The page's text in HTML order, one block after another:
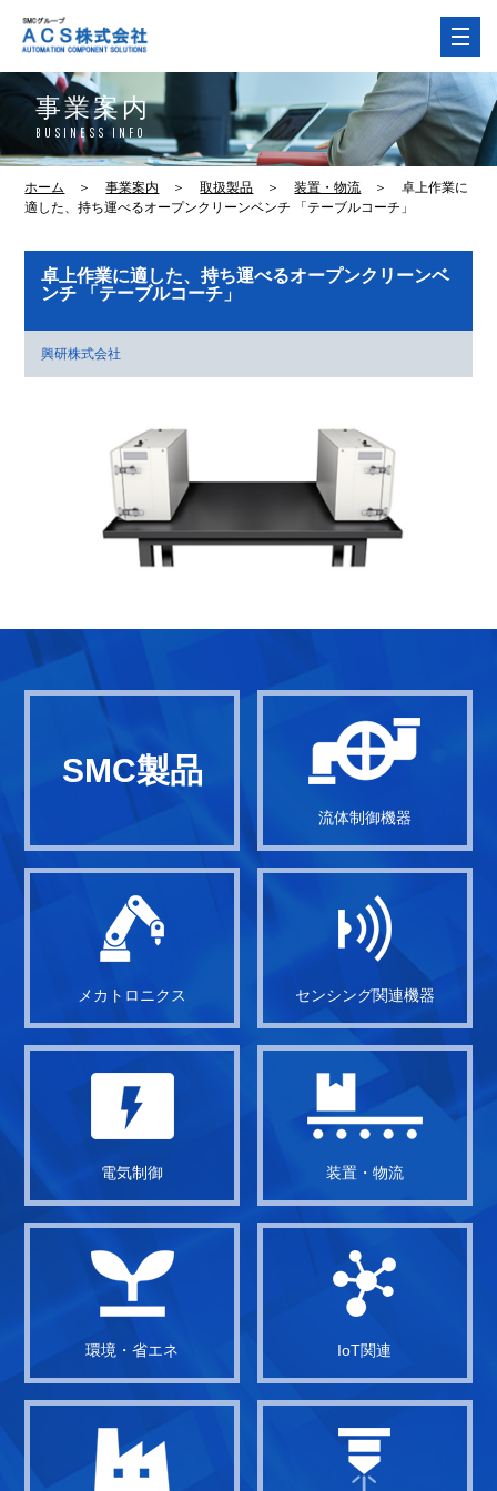
事業案内
BUSINESS INFO
ホーム ＞ 事業案内 ＞ 取扱製品 ＞ 装置・物流 ＞
卓上作業に
適した、持ち運べるオープンクリーンベンチ 「テーブルコーチ」
卓上作業に適した、持ち運べるオープンクリーンベ
ンチ 「テーブルコーチ」
興研株式会社
SMC製品
流体制御機器
メカトロニクス センシング関連機器
電気制御 装置・物流
環境・省エネ IoT関連